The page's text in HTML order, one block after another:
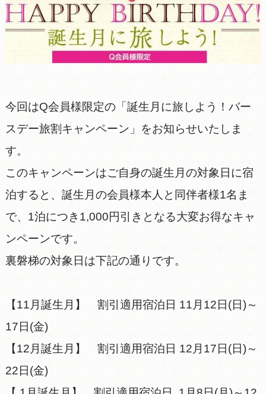
今回はQ会員様限定の「誕生月に旅しよう！バー
スデー旅割キャンペーン」をお知らせいたしま
す。
このキャンペーンはご自身の誕生月の対象日に宿
泊すると、誕生月の会員様本人と同伴者様1名ま
で、1泊につき1,000円引きとなる大変お得なキャ
ンペーンです。
裏磐梯の対象日は下記の通りです。
【11月誕生月】 割引適用宿泊日 11月12日(日)～
17日(金)
【12月誕生月】 割引適用宿泊日 12月17日(日)～
22日(金)